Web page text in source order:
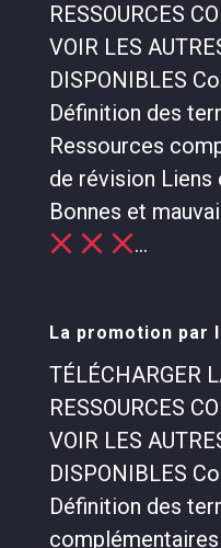
RESSOURCES
VOIR LES
DISPONIBLES
Définition des
Ressources
de révision Liens
Bonnes et
...
La promotion par
TÉLÉCHARGER
RESSOURCES
VOIR LES
DISPONIBLES
Définition des